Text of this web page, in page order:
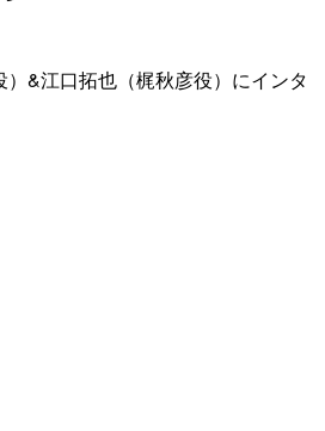
）&江口拓也（梶秋彦役）にインタ